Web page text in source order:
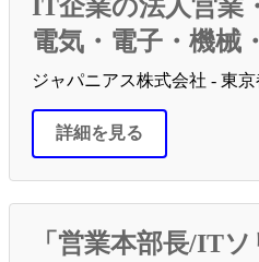
IT企業の法人営業
電気・電子・機械
ジャパニアス株式会社 - 東
詳細を見る
「営業本部長/IT